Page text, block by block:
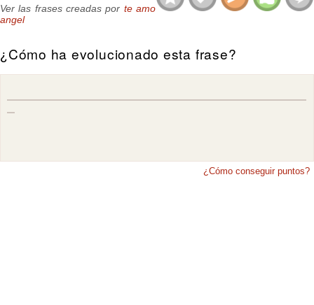
Ver las frases creadas por te amo
angel
¿Cómo ha evolucionado esta frase?
¿Cómo conseguir puntos?